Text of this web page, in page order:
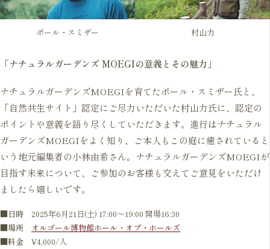
ポール・スミザー 村山力
「ナチュラルガーデンズ MOEGIの意義とその魅力」
ナチュラルガーデンズMOEGIを育てたポール・スミザー氏と、
「自然共生サイト」認定にご尽力いただいた村山力氏に、認定の
ポイントや意義を語り尽くしていただきます。進行はナチュラル
ガーデンズMOEGIをよく知り、ご本人もこの庭に癒されていると
いう地元編集者の小林由希さん。ナチュラルガーデンズMOEGIが
目指す未来について、ご参加のお客様も交えてご意見をいただけ
ましたら嬉しいです。
■日時 2025年6月21日(土) 17:00～19:00 開場16:30
■場所
オルゴール博物館ホール・オブ・ホールズ
■料金 ¥4,000/人